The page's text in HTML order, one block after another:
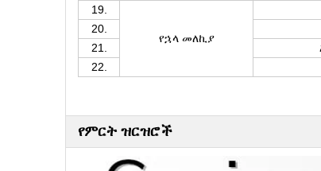
19.
የኋላ መለኪያ
20.
21.
22.
የምርት ዝርዝሮች